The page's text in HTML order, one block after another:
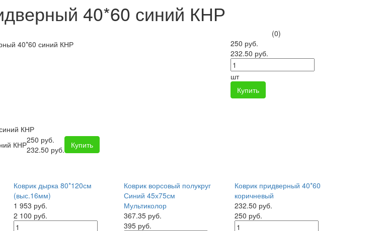
40*60 синий КНР
(0)
250 руб.
232.50 руб.
шт
Купить
КНР
КНР250 руб.
232.50 руб.
Купить
Коврик дырка 80*120см
(выс.16мм)
1 953 руб.
2 100 руб.
Коврик ворсовый полукруг
Синий 45х75см
Мультиколор
367.35 руб.
395 руб.
Коврик придверный 40*60
коричневый
232.50 руб.
250 руб.